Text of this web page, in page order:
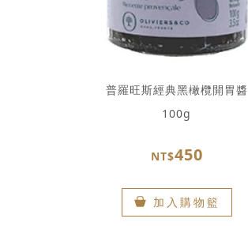
普羅旺斯經典黑橄欖開胃醬
100g
NT$450
加入購物籃